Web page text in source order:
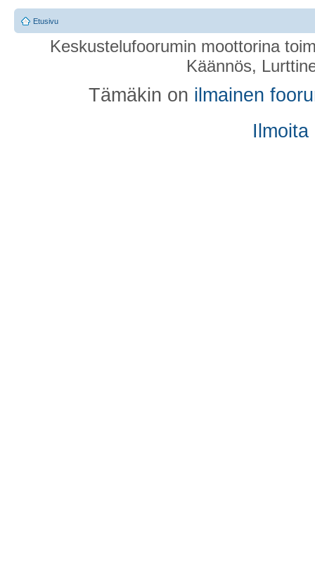
Etusivu
Keskustelufoorumin moottorina
Käännös,
Tämäkin on ilmainen